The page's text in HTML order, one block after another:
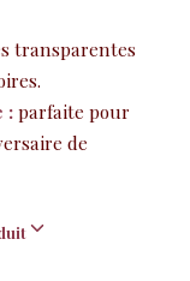
transparentes
:parfaite pour
de